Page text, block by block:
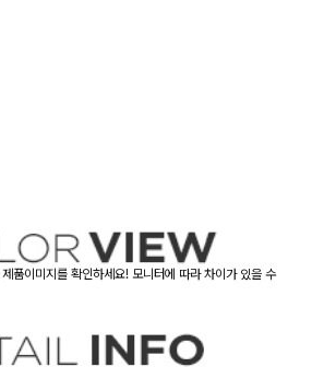
품이미지를 확인하세요! 모니터에 따라 차이가 있을 수